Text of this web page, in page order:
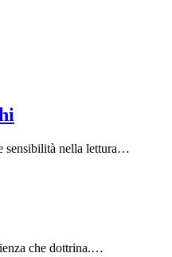
sensibilità nella lettura…
che dottrina.…